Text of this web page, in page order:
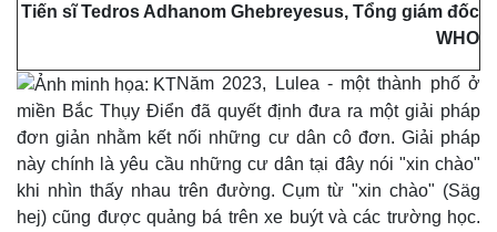
Tiến sĩ Tedros Adhanom Ghebreyesus, Tổng giám đốc
WHO
Năm 2023, Lulea - một thành phố ở
miền Bắc Thụy Điển đã quyết định đưa ra một giải pháp
đơn giản nhằm kết nối những cư dân cô đơn. Giải pháp
này chính là yêu cầu những cư dân tại đây nói "xin chào"
khi nhìn thấy nhau trên đường. Cụm từ "xin chào" (Säg
hej) cũng được quảng bá trên xe buýt và các trường học.